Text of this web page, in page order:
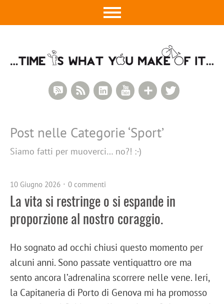
Google+
YouTube
LinkedIn
RSS Feed
RSS Comments
Post nelle Categorie ‘Sport’
Siamo fatti per muoverci… no?! :-)
10 Giugno 2026 0 commenti
La vita si restringe o si espande in
proporzione al nostro coraggio.
Ho sognato ad occhi chiusi questo momento per
alcuni anni. Sono passate ventiquattro ore ma
sento ancora l’adrenalina scorrere nelle vene. Ieri,
la Capitaneria di Porto di Genova mi ha promosso